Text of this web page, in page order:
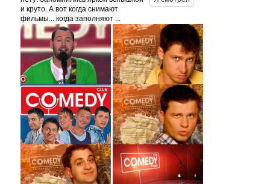
и круто. А вот когда снимают
фильмы... когда заполняют ...